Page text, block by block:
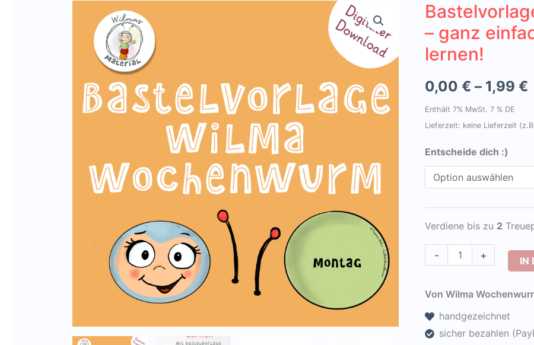
– ganz
lernen!
0,00 € – 1,99 €
Enthält 7% MwSt. 7 % DE
Lieferzeit: keine Lieferzeit
Entscheide dich :)
Verdiene bis zu 2
-
Bastelvorlage
Wilma
ganz
einfach
+ IN
Von Wilma
handgezeichnet
sicher bezahlen